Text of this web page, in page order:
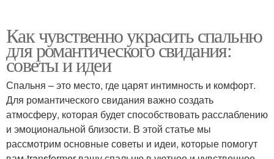
Как чувственно украсить спальню
для романтического свидания:
советы и идеи
Спальня – это место, где царят интимность и комфорт.
Для романтического свидания важно создать
атмосферу, которая будет способствовать расслаблению
и эмоциональной близости. В этой статье мы
рассмотрим основные советы и идеи, которые помогут